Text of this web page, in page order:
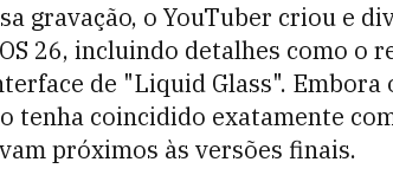
gravação, o YouTuber criou e
26, incluindo detalhes como o
de "Liquid Glass". Embora
tenha coincidido exatamente
próximos às versões finais.